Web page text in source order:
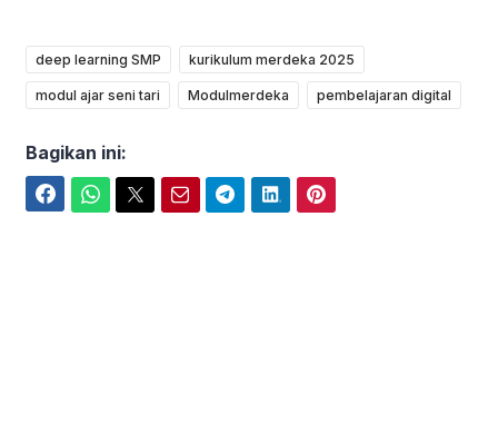
deep learning SMP kurikulum merdeka 2025
modul ajar seni tari Modulmerdeka pembelajaran digital
Bagikan ini: